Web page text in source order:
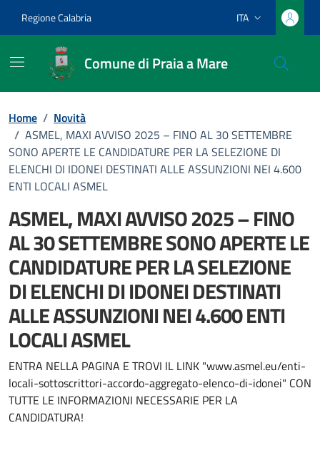
Regione Calabria Lingua attiva:
ITA
Comune di Praia a Mare
Home / Novità
/ ASMEL, MAXI AVVISO 2025 – FINO AL 30 SETTEMBRE
SONO APERTE LE CANDIDATURE PER LA SELEZIONE DI
ELENCHI DI IDONEI DESTINATI ALLE ASSUNZIONI NEI 4.600
ENTI LOCALI ASMEL
ASMEL, MAXI AVVISO 2025 – FINO
AL 30 SETTEMBRE SONO APERTE LE
CANDIDATURE PER LA SELEZIONE
DI ELENCHI DI IDONEI DESTINATI
ALLE ASSUNZIONI NEI 4.600 ENTI
LOCALI ASMEL
Dettagli della notizia
ENTRA NELLA PAGINA E TROVI IL LINK "www.asmel.eu/enti-
locali-sottoscrittori-accordo-aggregato-elenco-di-idonei" CON
TUTTE LE INFORMAZIONI NECESSARIE PER LA
CANDIDATURA!